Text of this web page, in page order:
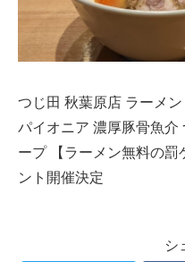
つじ田 秋葉原店 ラーメ
パイオニア 濃厚豚骨魚介
ープ 【ラーメン無料の
ント開催決定
シ